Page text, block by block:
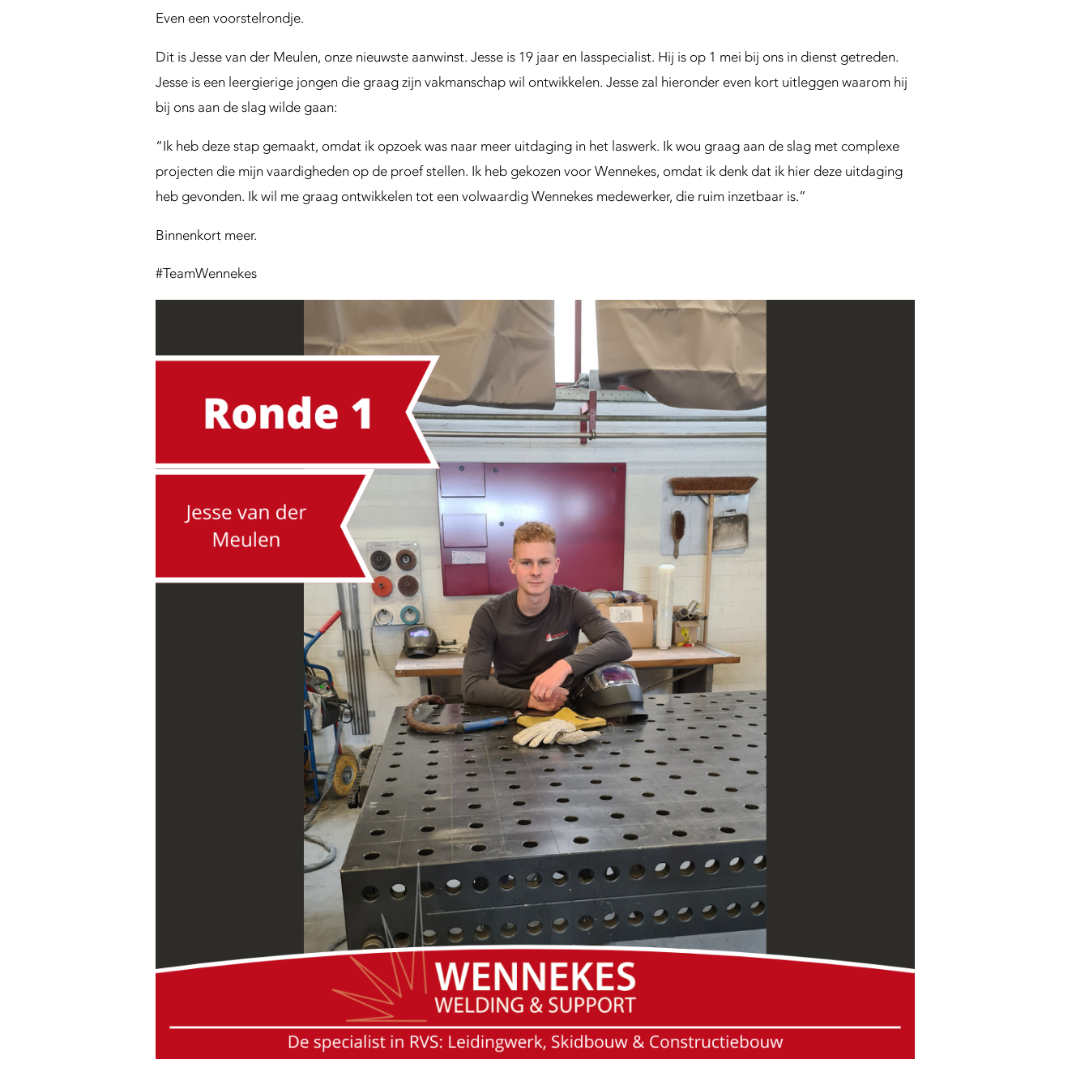
g
S
u
p
p
r
t
Even een voorstelrondje.
Dit is Jesse van der Meulen, onze nieuwste aanwinst. Jesse is 19 jaar en lasspecialist. Hij is op 1 mei bij ons in dienst getreden.
Jesse is een leergierige jongen die graag zijn vakmanschap wil ontwikkelen. Jesse zal hieronder even kort uitleggen waarom hij
bij ons aan de slag wilde gaan:
“Ik heb deze stap gemaakt, omdat ik opzoek was naar meer uitdaging in het laswerk. Ik wou graag aan de slag met complexe
projecten die mijn vaardigheden op de proef stellen. Ik heb gekozen voor Wennekes, omdat ik denk dat ik hier deze uitdaging
heb gevonden. Ik wil me graag ontwikkelen tot een volwaardig Wennekes medewerker, die ruim inzetbaar is.”
Binnenkort meer.
#TeamWennekes